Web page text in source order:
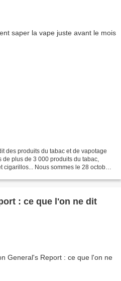
des produits du tabac et de vapotage
plus de 3 000 produits du tabac,
Nous sommes le 28 octobre
: ce que l'on ne dit